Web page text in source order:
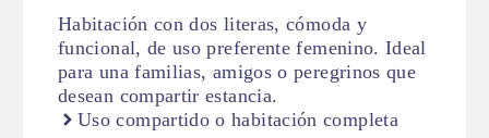
Habitación con dos literas, cómoda y
funcional, de uso preferente femenino. Ideal
para una familias, amigos o peregrinos que
desean compartir estancia.
Uso compartido o habitación completa